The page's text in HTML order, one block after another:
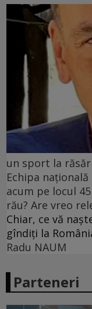
un sport la
Echipa
acum pe locul
rău? Are vreo
Chiar, ce vă
gîndiți la
Radu NAUM
Parteneri